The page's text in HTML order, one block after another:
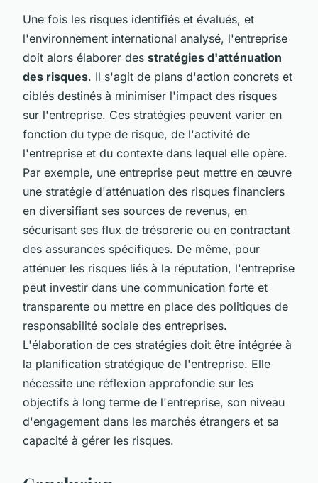
Une fois les risques identifiés et évalués, et
l'environnement international analysé, l'entreprise
doit alors élaborer des stratégies d'atténuation
des risques. Il s'agit de plans d'action concrets et
ciblés destinés à minimiser l'impact des risques
sur l'entreprise. Ces stratégies peuvent varier en
fonction du type de risque, de l'activité de
l'entreprise et du contexte dans lequel elle opère.
Par exemple, une entreprise peut mettre en œuvre
une stratégie d'atténuation des risques financiers
en diversifiant ses sources de revenus, en
sécurisant ses flux de trésorerie ou en contractant
des assurances spécifiques. De même, pour
atténuer les risques liés à la réputation, l'entreprise
peut investir dans une communication forte et
transparente ou mettre en place des politiques de
responsabilité sociale des entreprises.
L'élaboration de ces stratégies doit être intégrée à
la planification stratégique de l'entreprise. Elle
nécessite une réflexion approfondie sur les
objectifs à long terme de l'entreprise, son niveau
d'engagement dans les marchés étrangers et sa
capacité à gérer les risques.